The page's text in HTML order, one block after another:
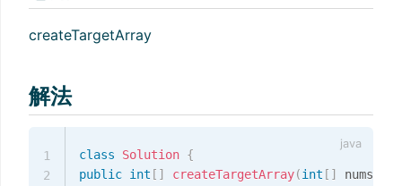
createTargetArray
解法
class Solution {
public int [ ] createTargetArray(int [ ] nums
1
2